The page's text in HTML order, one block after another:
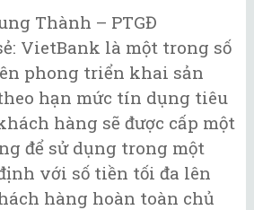
Thành – PTGĐ
VietBank là một trong số
phong triển khai sản
hạn mức tín dụng tiêu
hàng sẽ được cấp một
để sử dụng trong một
với số tiền tối đa lên
hàng hoàn toàn chủ